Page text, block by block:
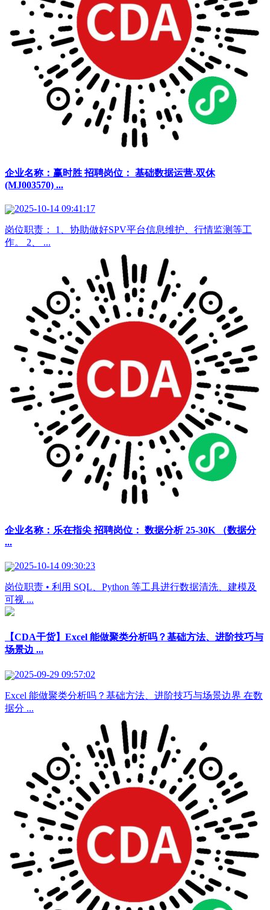
企业名称：赢时胜 招聘岗位： 基础数据运营-双休
(MJ003570) ...
2025-10-14 09:41:17
岗位职责： 1、协助做好SPV平台信息维护、行情监测等工
作。 2、 ...
企业名称：乐在指尖 招聘岗位： 数据分析 25-30K （数据分
...
2025-10-14 09:30:23
岗位职责 • 利用 SQL、Python 等工具进行数据清洗、建模及
可视 ...
【CDA干货】Excel 能做聚类分析吗？基础方法、进阶技巧与
场景边 ...
2025-09-29 09:57:02
Excel 能做聚类分析吗？基础方法、进阶技巧与场景边界 在数
据分 ...